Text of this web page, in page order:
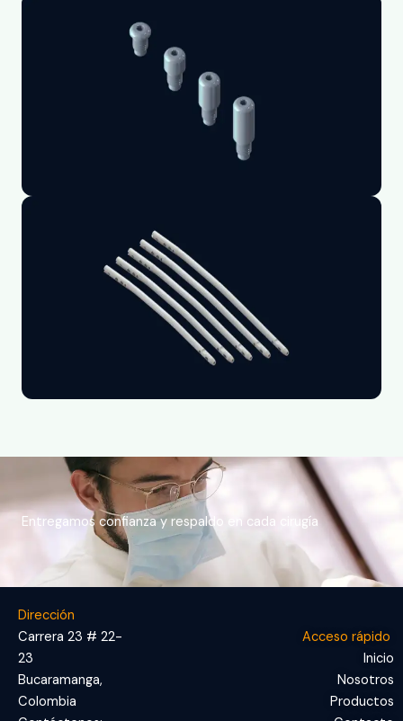
Entregamos confianza y respaldo en cada cirugía
Dirección
Carrera 23 # 22-
23
Bucaramanga,
Colombia
Acceso rápido
Inicio
Nosotros
Productos